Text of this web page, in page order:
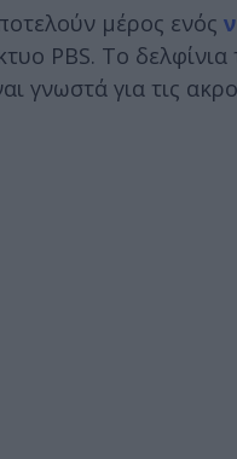
μέρος ενός
PBS. Το
γνωστά για τις